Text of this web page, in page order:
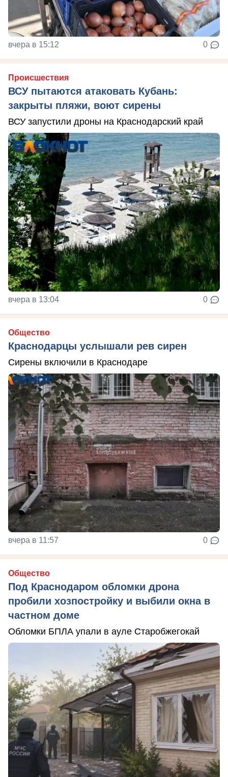
вчера в 15:12 0
Происшествия
ВСУ пытаются атаковать Кубань:
закрыты пляжи, воют сирены
ВСУ запустили дроны на Краснодарский край
вчера в 13:04 0
Общество
Краснодарцы услышали рев сирен
Сирены включили в Краснодаре
вчера в 11:57 0
Общество
Под Краснодаром обломки дрона
пробили хозпостройку и выбили окна в
частном доме
Обломки БПЛА упали в ауле Старобжегокай